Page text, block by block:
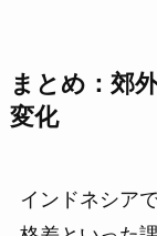
まとめ：郊
変化
インドネシア